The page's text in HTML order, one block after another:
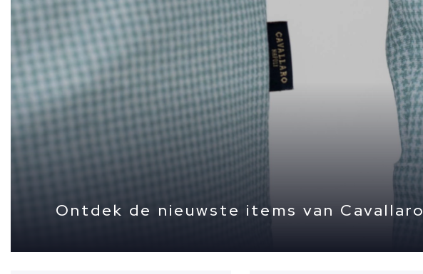
Ontdek de nieuwste items van Cavallaro